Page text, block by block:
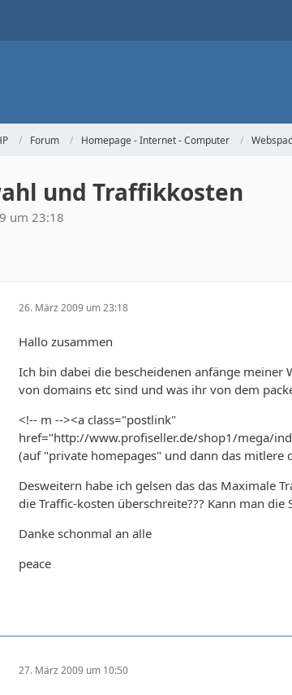
Forum Homepage - Internet - Computer
und Traffikkosten
um 23:18
26. März 2009 um 23:18
Hallo zusammen
Ich bin dabei die bescheidenen anfänge
von domains etc sind und was ihr von dem
<!-- m --><a class="postlink"
href="http://www.profiseller.de/shop1/mega/
(auf "private homepages" und dann das mitlere
Desweitern habe ich gelsen das das Maximale
die Traffic-kosten überschreite??? Kann man
Danke schonmal an alle
peace
27. März 2009 um 10:50